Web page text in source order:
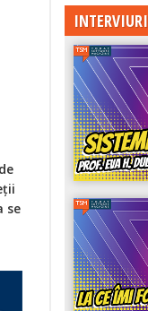
se
INTERVIURI